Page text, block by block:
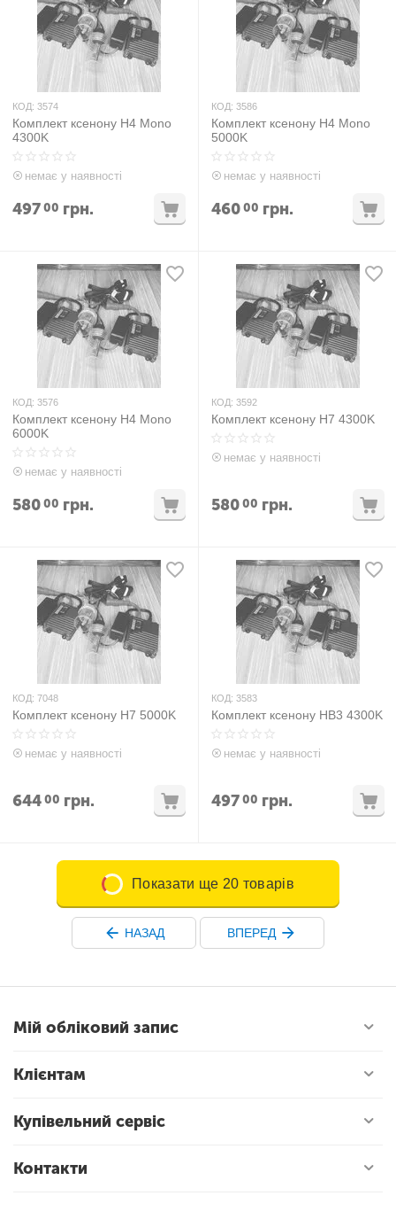
КОД: 3574
Комплект ксенону H4 Mono
4300K
немає у наявності
49700 грн.
КОД: 3586
Комплект ксенону H4 Mono
5000K
немає у наявності
46000 грн.
КОД: 3576
Комплект ксенону H4 Mono
6000K
немає у наявності
58000 грн.
КОД: 3592
Комплект ксенону H7 4300K
немає у наявності
58000 грн.
КОД: 7048
Комплект ксенону H7 5000K
немає у наявності
64400 грн.
КОД: 3583
Комплект ксенону HB3 4300K
немає у наявності
49700 грн.
Показати ще 20 товарів
НАЗАД ВПЕРЕД
Мій обліковий запис
Клієнтам
Купівельний сервіс
Контакти